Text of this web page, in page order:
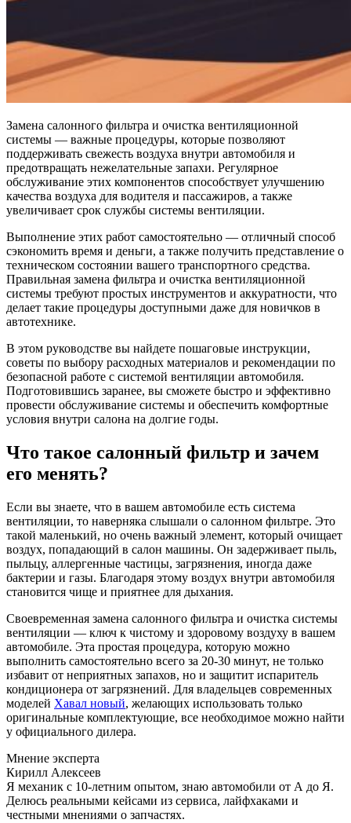
Замена салонного фильтра и очистка вентиляционной
системы — важные процедуры, которые позволяют
поддерживать свежесть воздуха внутри автомобиля и
предотвращать нежелательные запахи. Регулярное
обслуживание этих компонентов способствует улучшению
качества воздуха для водителя и пассажиров, а также
увеличивает срок службы системы вентиляции.
Выполнение этих работ самостоятельно — отличный способ
сэкономить время и деньги, а также получить представление о
техническом состоянии вашего транспортного средства.
Правильная замена фильтра и очистка вентиляционной
системы требуют простых инструментов и аккуратности, что
делает такие процедуры доступными даже для новичков в
автотехнике.
В этом руководстве вы найдете пошаговые инструкции,
советы по выбору расходных материалов и рекомендации по
безопасной работе с системой вентиляции автомобиля.
Подготовившись заранее, вы сможете быстро и эффективно
провести обслуживание системы и обеспечить комфортные
условия внутри салона на долгие годы.
Что такое салонный фильтр и зачем
его менять?
Если вы знаете, что в вашем автомобиле есть система
вентиляции, то наверняка слышали о салонном фильтре. Это
такой маленький, но очень важный элемент, который очищает
воздух, попадающий в салон машины. Он задерживает пыль,
пыльцу, аллергенные частицы, загрязнения, иногда даже
бактерии и газы. Благодаря этому воздух внутри автомобиля
становится чище и приятнее для дыхания.
Своевременная замена салонного фильтра и очистка системы
вентиляции — ключ к чистому и здоровому воздуху в вашем
автомобиле. Эта простая процедура, которую можно
выполнить самостоятельно всего за 20-30 минут, не только
избавит от неприятных запахов, но и защитит испаритель
кондиционера от загрязнений. Для владельцев современных
моделей Хавал новый, желающих использовать только
оригинальные комплектующие, все необходимое можно найти
у официального дилера.
Мнение эксперта
Кирилл Алексеев
Я механик с 10-летним опытом, знаю автомобили от А до Я.
Делюсь реальными кейсами из сервиса, лайфхаками и
честными мнениями о запчастях.